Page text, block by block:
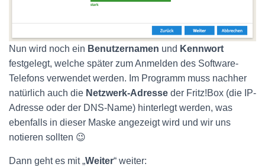
Nun wird noch ein Benutzernamen und Kennwort
festgelegt, welche später zum Anmelden des Software-
Telefons verwendet werden. Im Programm muss nachher
natürlich auch die Netzwerk-Adresse der Fritz!Box (die IP-
Adresse oder der DNS-Name) hinterlegt werden, was
ebenfalls in dieser Maske angezeigt wird und wir uns
notieren sollten 😉
Dann geht es mit „Weiter“ weiter: